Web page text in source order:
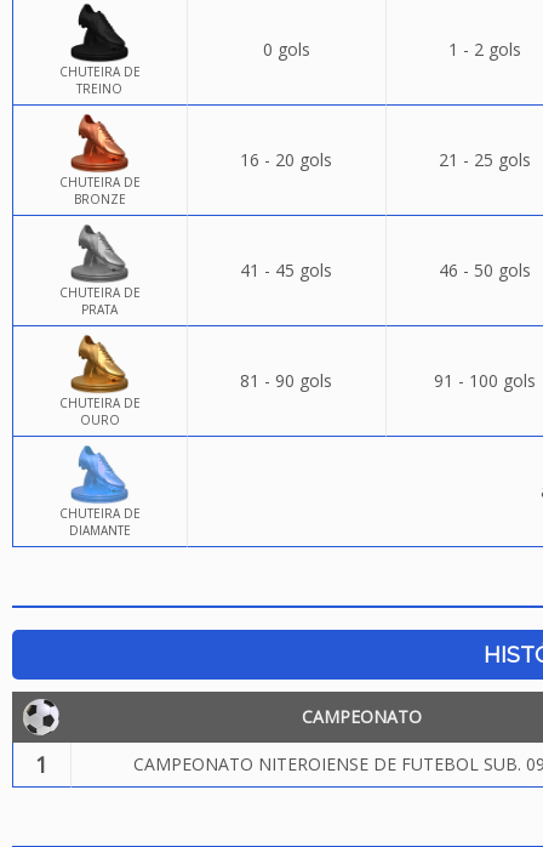
CHUTEIRA DE
TREINO
0 gols 1 - 2 gols
CHUTEIRA DE
BRONZE
16 - 20 gols 21 - 25 gols
CHUTEIRA DE
PRATA
41 - 45 gols 46 - 50 gols
CHUTEIRA DE
OURO
81 - 90 gols 91 - 100 gols
CHUTEIRA DE
DIAMANTE
CAMPEONATO
1 CAMPEONATO NITEROIENSE DE FUTEBOL SUB.